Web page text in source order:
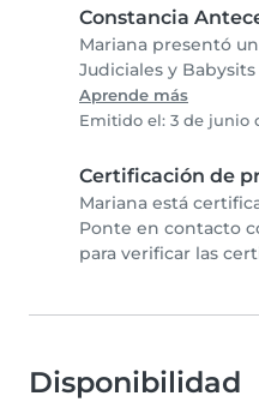
Constancia
Mariana presentó
Judiciales y
Aprende más
Emitido el: 3 de junio
Certificación de
Mariana está
Ponte en contacto
para verificar las
Disponibilidad